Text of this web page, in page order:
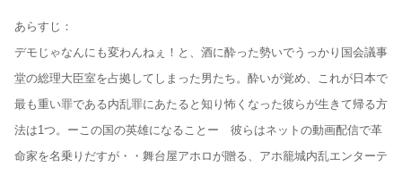
あらすじ：
デモじゃなんにも変わんねぇ！と、酒に酔った勢いでうっかり国会議事
堂の総理大臣室を占拠してしまった男たち。酔いが覚め、これが日本で
最も重い罪である内乱罪にあたると知り怖くなった彼らが生きて帰る方
法は1つ。ーこの国の英雄になることー 彼らはネットの動画配信で革
命家を名乗りだすが・・舞台屋アホロが贈る、アホ籠城内乱エンターテ